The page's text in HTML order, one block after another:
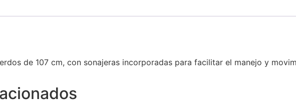
de 107 cm, con sonajeras incorporadas para facilitar el manejo y